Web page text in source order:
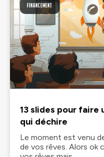
FINANCEMENT
13 slides pour
qui déchire
Le moment est venu
de vos rêves. Alors ok